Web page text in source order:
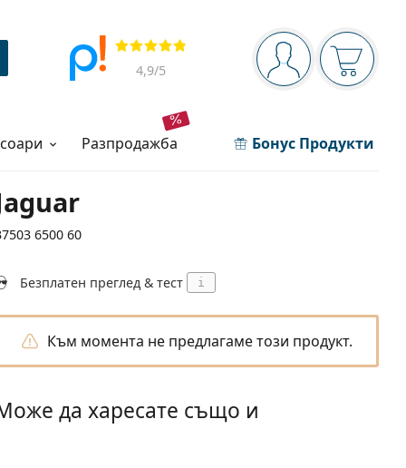
Navigation panel
Вие сте вписани
Прегледи
4,9/5
разпродажба Бонус Продукти
6500 60
Безплатен преглед & тест i
Към момента не предлагаме този продукт.
да харесате също и